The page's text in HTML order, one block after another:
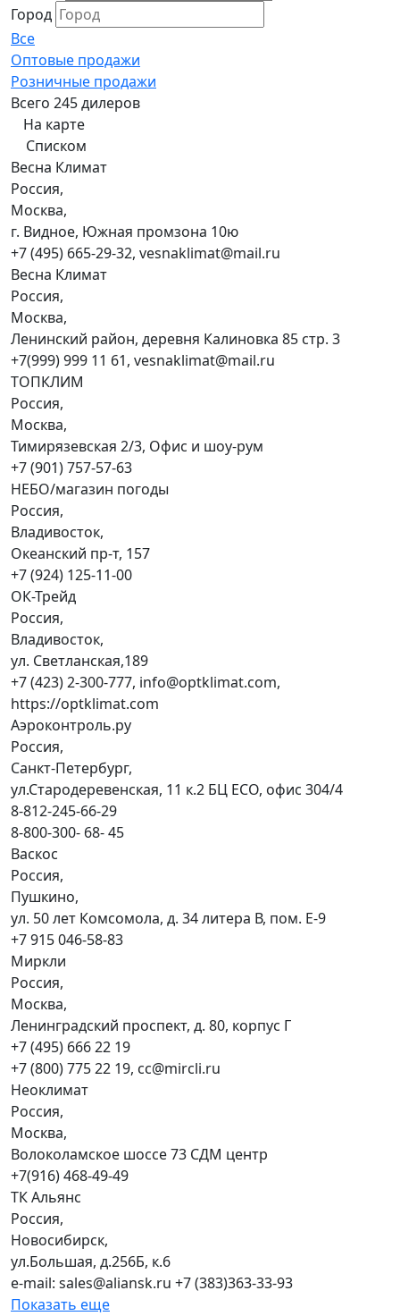
Город
Все
Оптовые продажи
Розничные продажи
Всего 245 дилеров
На карте
Списком
Весна Климат
Россия,
Москва,
г. Видное, Южная промзона 10ю
+7 (495) 665-29-32, vesnaklimat@mail.ru
Весна Климат
Россия,
Москва,
Ленинский район, деревня Калиновка 85 стр. 3
+7(999) 999 11 61, vesnaklimat@mail.ru
ТОПКЛИМ
Россия,
Москва,
Тимирязевская 2/3, Офис и шоу-рум
+7 (901) 757-57-63
НЕБО/магазин погоды
Россия,
Владивосток,
Океанский пр-т, 157
+7 (924) 125-11-00
ОК-Трейд
Россия,
Владивосток,
ул. Светланская,189
+7 (423) 2-300-777, info@optklimat.com,
https://optklimat.com
Аэроконтроль.ру
Россия,
Санкт-Петербург,
ул.Стародеревенская, 11 к.2 БЦ ECO, офис 304/4
8-812-245-66-29
8-800-300- 68- 45
Васкос
Россия,
Пушкино,
ул. 50 лет Комсомола, д. 34 литера В, пом. Е-9
+7 915 046-58-83
Миркли
Россия,
Москва,
Ленинградский проспект, д. 80, корпус Г
+7 (495) 666 22 19
+7 (800) 775 22 19, cc@mircli.ru
Неоклимат
Россия,
Москва,
Волоколамское шоссе 73 СДМ центр
+7(916) 468-49-49
ТК Альянс
Россия,
Новосибирск,
ул.Большая, д.256Б, к.6
e-mail: sales@aliansk.ru +7 (383)363-33-93
Показать еще